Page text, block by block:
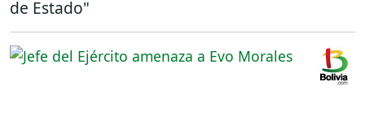
de Estado"